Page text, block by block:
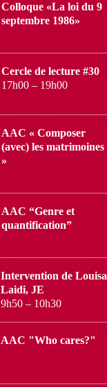
Colloque «La loi du 9
septembre 1986»
Cercle de lecture #30
17h00 – 19h00
AAC « Composer
(avec) les matrimoines
»
AAC “Genre et
quantification”
Intervention de Louisa
Laidi, JE
9h50 – 10h30
AAC "Who cares?"